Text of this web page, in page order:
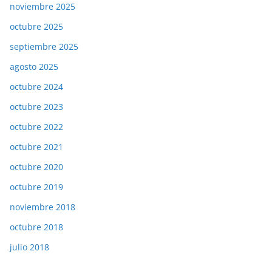
noviembre 2025
octubre 2025
septiembre 2025
agosto 2025
octubre 2024
octubre 2023
octubre 2022
octubre 2021
octubre 2020
octubre 2019
noviembre 2018
octubre 2018
julio 2018